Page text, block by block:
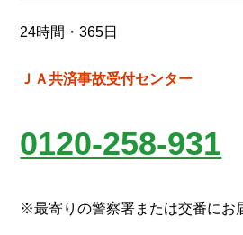
24時間・365日
ＪＡ共済事故受付センター
0120-258-931
※最寄りの警察署または交番にお